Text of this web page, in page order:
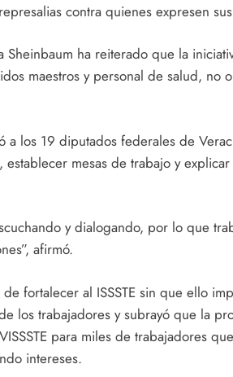
contra quienes expresen
ha reiterado que la
maestros y personal de salud, no
a los 19 diputados federales de
mesas de trabajo y
y dialogando, por lo que
afirmó.
fortalecer al ISSSTE sin que ello
los trabajadores y subrayó que la
para miles de trabajadores
intereses.